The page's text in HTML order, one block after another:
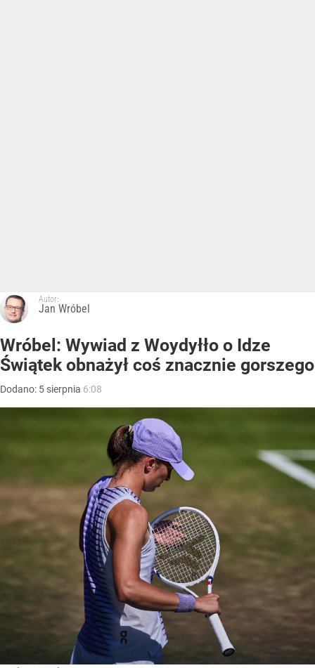
Autor:
Jan Wróbel
Wróbel: Wywiad z Woydyłło o Idze
Świątek obnażył coś znacznie gorszego
Dodano: 5 sierpnia 6:08